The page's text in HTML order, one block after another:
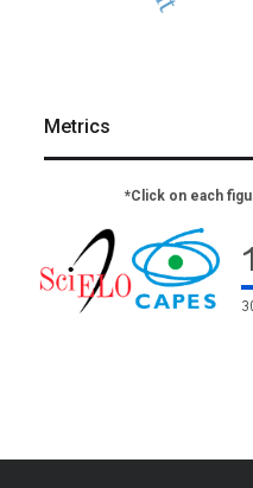
Metrics
*Click on each